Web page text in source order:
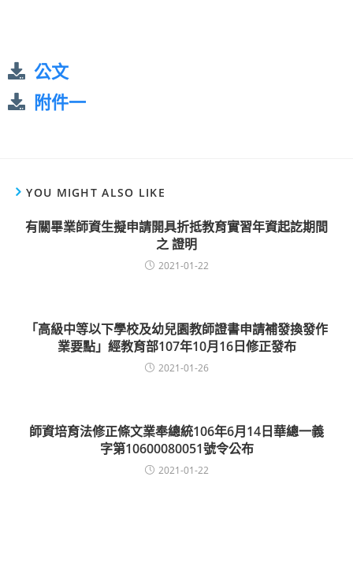
公文
附件一
YOU MIGHT ALSO LIKE
有關畢業師資生擬申請開具折抵教育實習年資起訖期間
之 證明
2021-01-22
「高級中等以下學校及幼兒園教師證書申請補發換發作
業要點」經教育部107年10月16日修正發布
2021-01-26
師資培育法修正條文業奉總統106年6月14日華總一義
字第10600080051號令公布
2021-01-22